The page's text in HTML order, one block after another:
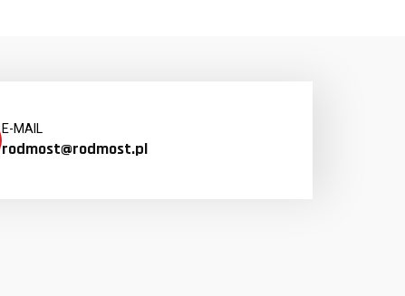
E-MAIL
rodmost@rodmost.pl